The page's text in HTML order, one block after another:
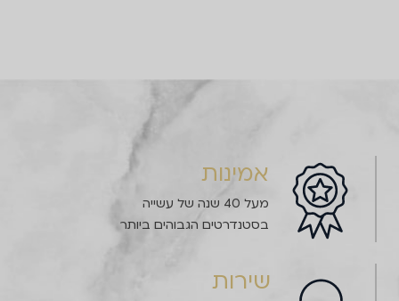
אמינות
מעל 40 שנה של עשייה
בסטנדרטים הגבוהים ביותר
שירות